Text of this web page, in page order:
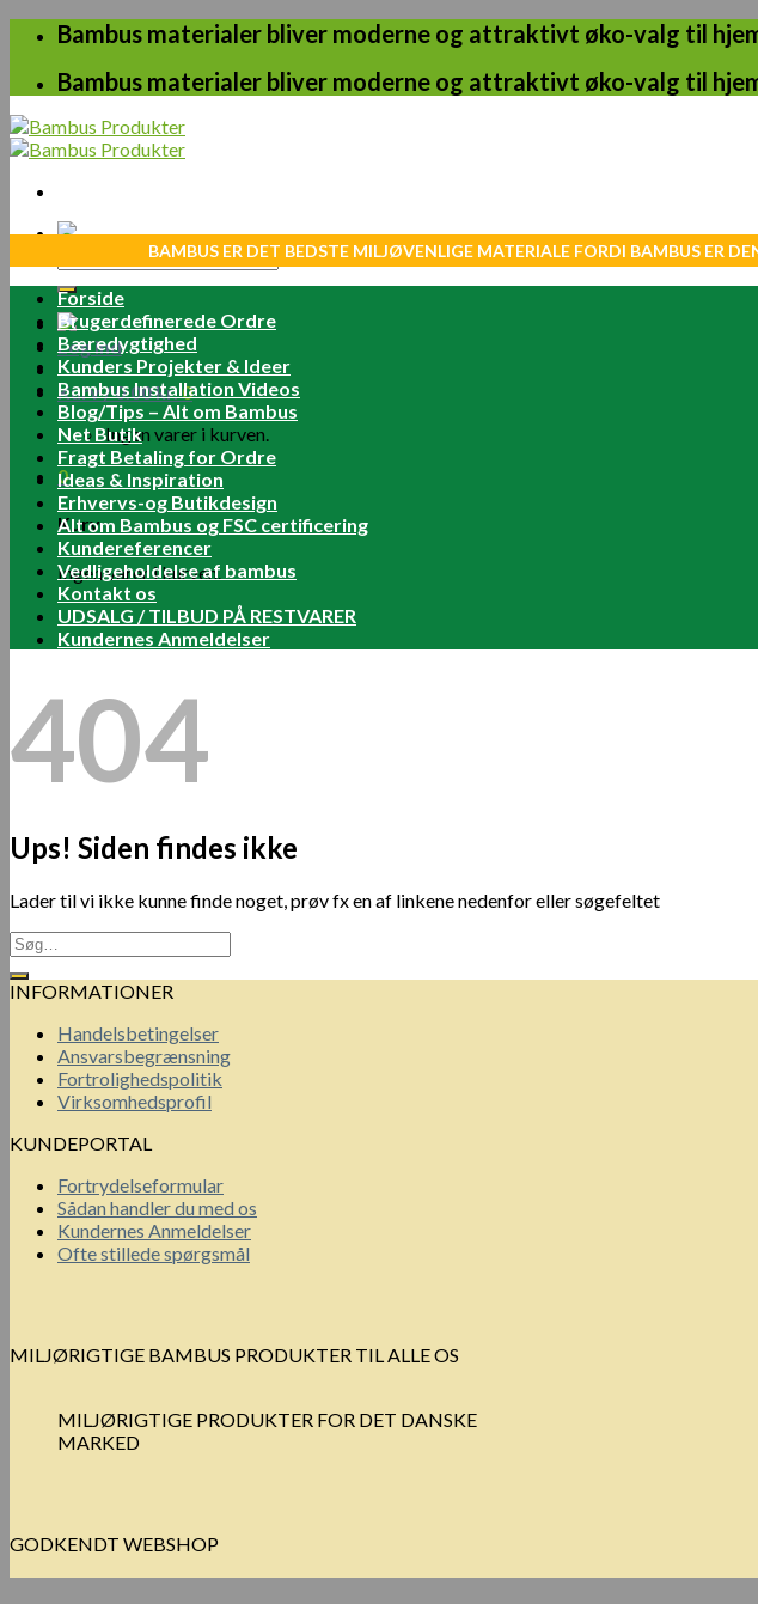
Skip
content
Bambus materialer bliver moderne og attraktivt øko-valg til
Bambus materialer bliver moderne og attraktivt øko-valg til
efter:
Log ind
Kurv /0.00kr.0
Ingen varer i kurven.
0
Kurv
Ingen varer i kurven.
BAMBUS ER DET BEDSTE MILJØVENLIGE MATERIALE FORDI BAMBUS ER
Forside
Brugerdefinerede Ordre
Bæredygtighed
Kunders Projekter & Ideer
Bambus Installation Videos
Blog/Tips – Alt om Bambus
Net Butik
Fragt Betaling for Ordre
Ideas & Inspiration
Erhvervs-og Butikdesign
Alt om Bambus og FSC certificering
Kundereferencer
Vedligeholdelse af bambus
Kontakt os
UDSALG / TILBUD PÅ RESTVARER
Kundernes Anmeldelser
404
Ups! Siden findes ikke
Lader til vi ikke kunne finde noget, prøv fx en af linkene nedenfor eller søgefeltet
INFORMATIONER
Handelsbetingelser
Ansvarsbegrænsning
Fortrolighedspolitik
Virksomhedsprofil
KUNDEPORTAL
Fortrydelseformular
Sådan handler du med os
Kundernes Anmeldelser
Ofte stillede spørgsmål
MILJØRIGTIGE BAMBUS PRODUKTER TIL ALLE OS
MILJØRIGTIGE PRODUKTER FOR DET DANSKE
MARKED
GODKENDT WEBSHOP